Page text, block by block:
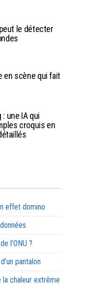
le détecter
en scène qui fait
: une IA qui
croquis en
effet domino
l’ONU ?
pantalon
chaleur extrême